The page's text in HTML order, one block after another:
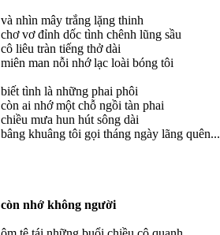
và nhìn mây trắng lặng thinh
chơ vơ đỉnh dốc tình chênh lũng sầu
cô liêu tràn tiếng thở dài
miên man nỗi nhớ lạc loài bóng tôi
biết tình là những phai phôi
còn ai nhớ một chỗ ngồi tàn phai
chiều mưa hun hút sông dài
bâng khuâng tôi gọi tháng ngày lãng quên...
còn nhớ không người